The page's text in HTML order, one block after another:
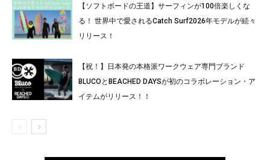
【ソフトボードの王道】サーフィンが100倍楽しくな
る！ 世界中で愛されるCatch Surf2026年モデルが続々
リリース！
【祝！】日本発の本格派ワークウェア専門ブランド
BLUCOとBEACHED DAYSが初のコラボレーション・ア
イテムがリリース！！